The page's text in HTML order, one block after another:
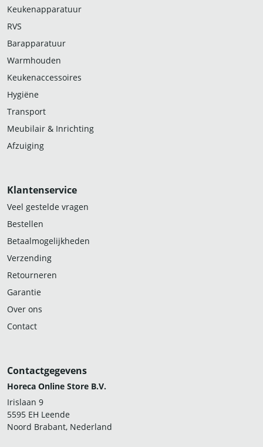
Keukenapparatuur
RVS
Barapparatuur
Warmhouden
Keukenaccessoires
Hygiëne
Transport
Meubilair & Inrichting
Afzuiging
Klantenservice
Veel gestelde vragen
Bestellen
Betaalmogelijkheden
Verzending
Retourneren
Garantie
Over ons
Contact
Contactgegevens
Horeca Online Store B.V.
Irislaan 9
5595 EH Leende
Noord Brabant, Nederland